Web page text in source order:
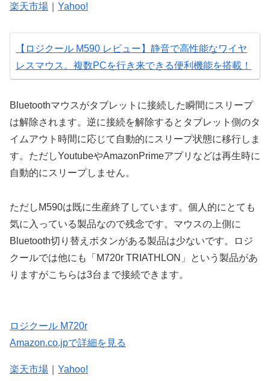
楽天市場 Yahoo!
【ロジクール M590 レビュー】静音で高性能なワイヤ
レスマウス。複数PCを行き来できる便利機能を搭載！
Bluetoothマウスがタブレットに接続した瞬間にスリープ
は解除されます。逆に接続を解除するとタブレット側のタ
イムアウト時間に応じて自動的にスリープ状態に移行しま
す。ただしYoutubeやAmazonPrimeアプリなどは再生時に
自動的にスリープしません。
ただしM590は既に生産終了しています。個人的にとても
気に入っている製品なので残念です。マウスの上側に
Bluetooth切り替えボタンがある製品は少ないです。ロジ
クールでは他にも「M720r TRIATHLON」という製品があ
りますがこちらは3台まで接続できます。
ロジクール M720r
Amazon.co.jpで詳細を見る
楽天市場 Yahoo!